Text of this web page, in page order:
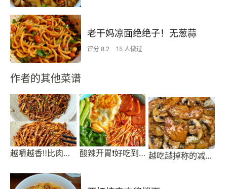
老干妈凉面绝绝子！无葱蒜
评分 8.2 15 人做过
作者的其他菜谱
越嚼越香‼️比肉还要好吃👉干煸孜然杏鲍菇 酸辣开胃❗️好吃到连汤汁不剩～酸汤面 越吃越掉称的减脂餐